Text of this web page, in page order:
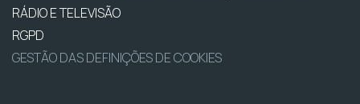
RÁDIO E TELEVISÃO
RGPD
GESTÃO DAS DEFINIÇÕES DE COOKIES